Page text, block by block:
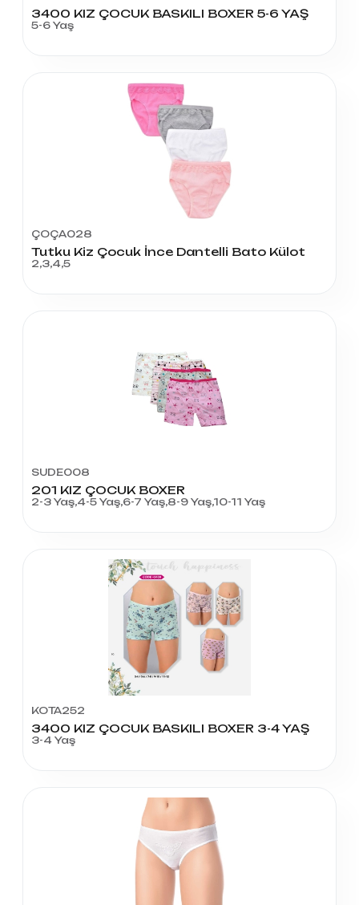
3400 KIZ ÇOCUK BASKILI BOXER 5-6 YAŞ
5-6 Yaş
ÇOÇA028
Tutku Kiz Çocuk İnce Dantelli Bato Külot
2,3,4,5
SUDE008
201 KIZ ÇOCUK BOXER
2-3 Yaş,4-5 Yaş,6-7 Yaş,8-9 Yaş,10-11 Yaş
KOTA252
3400 KIZ ÇOCUK BASKILI BOXER 3-4 YAŞ
3-4 Yaş